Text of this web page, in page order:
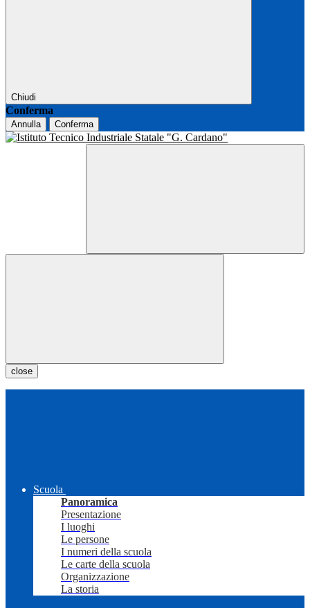
Chiudi
Conferma
Annulla Conferma
close
Scuola
Panoramica
Presentazione
I luoghi
Le persone
I numeri della scuola
Le carte della scuola
Organizzazione
La storia